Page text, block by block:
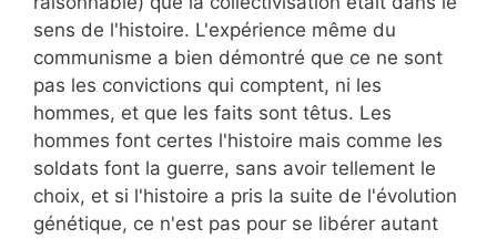
sens de l'histoire. L'expérience même du
communisme a bien démontré que ce ne sont
pas les convictions qui comptent, ni les
hommes, et que les faits sont têtus. Les
hommes font certes l'histoire mais comme les
soldats font la guerre, sans avoir tellement le
choix, et si l'histoire a pris la suite de l'évolution
génétique, ce n'est pas pour se libérer autant